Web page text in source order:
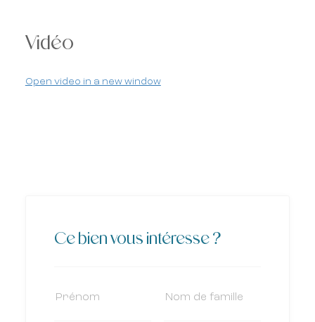
Vidéo
Open video in a new window
Ce bien vous intéresse ?